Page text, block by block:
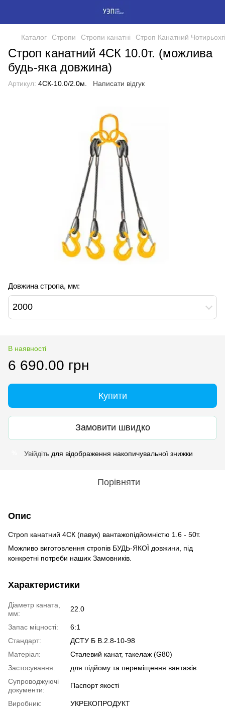
Каталог Стропи Стропи канатні Строп Канатний
Строп канатний 4СК 10.0т. (можлива
будь-яка довжина)
Артикул: 4СК-10.0/2.0м. Написати відгук
Довжина стропа, мм:
2000
В наявності
6 690.00 грн
Купити
Замовити швидко
Увійдіть для відображення накопичувальної знижки
Порівняти
Опис
Строп канатний 4СК (павук) вантажопідйомністю 1.6 - 50т.
Можливо виготовлення стропів БУДЬ-ЯКОЇ довжини, під
конкретні потреби наших Замовників.
Характеристики
Діаметр каната,
мм:
22.0
Запас міцності:
6:1
Стандарт:
ДСТУ Б В.2.8-10-98
Матеріал:
Сталевий канат, такелаж (G80)
Застосування:
для підйому та переміщення вантажів
Супроводжуючі
документи:
Паспорт якості
Виробник: УКРЕКОПРОДУКТ